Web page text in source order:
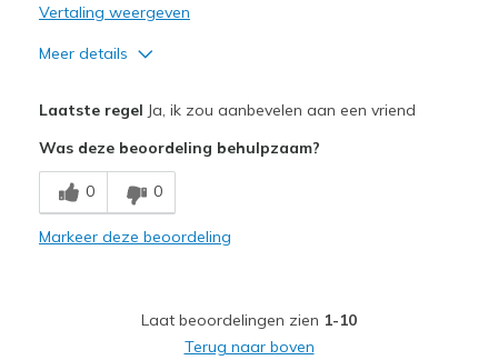
Vertaling weergeven
Meer details
Comfortable
Durable
Laatste regel Ja, ik zou aanbevelen aan een vriend
Was deze beoordeling behulpzaam?
0 0
Markeer deze beoordeling
Laat beoordelingen zien 1-10
Terug naar boven